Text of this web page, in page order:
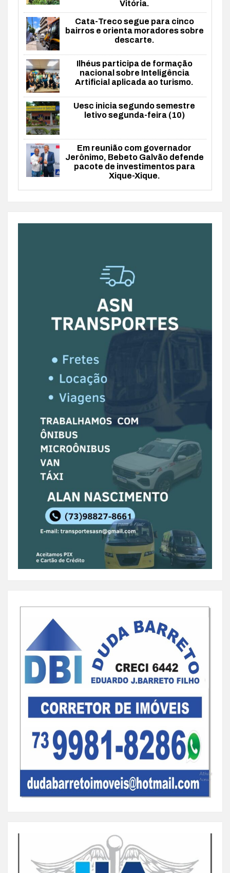
Vitória.
Cata-Treco segue para cinco
bairros e orienta moradores sobre
descarte.
Ilhéus participa de formação
nacional sobre Inteligência
Artificial aplicada ao turismo.
Uesc inicia segundo semestre
letivo segunda-feira (10)
Em reunião com governador
Jerônimo, Bebeto Galvão defende
pacote de investimentos para
Xique-Xique.